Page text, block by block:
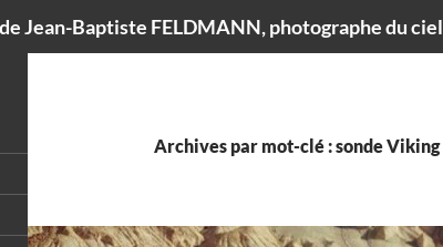
Jean-Baptiste FELDMANN, photographe du ciel
Archives par mot-clé : sonde Viking